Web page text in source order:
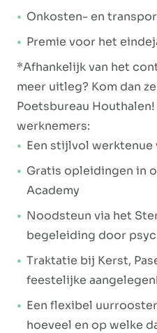
Onkosten- en
Premie voor het
*Afhankelijk van het
meer uitleg? Kom dan
Poetsbureau
werknemers:
Een stijlvol werktenue
Gratis opleidingen in
Academy
Noodsteun via het
begeleiding door
Traktatie bij Kerst,
feestelijke
Een flexibel
hoeveel en op welke